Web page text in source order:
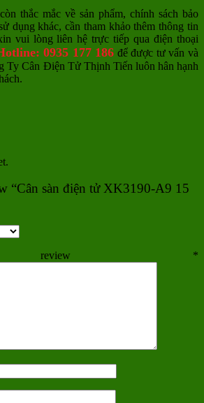
thắc mắc về sản phẩm, chính sách bảo
dụng khác, cần tham khảo thêm thông tin
vui lòng liên hệ trực tiếp qua điện thoại
0935 177 186 để được tư vấn và
Ty Cân Điện Tử Thịnh Tiến luôn hân hạnh
“Cân sàn điện tử XK3190-A9 15
review *